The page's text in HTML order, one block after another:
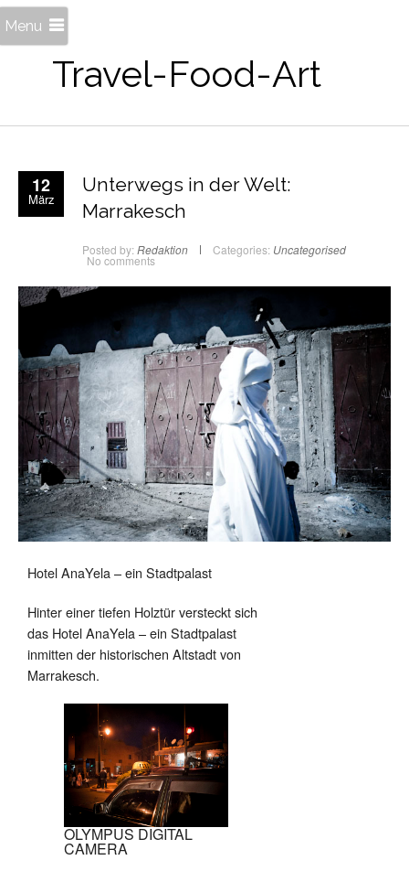
Travel-Food-Art
Menu
12
März
Unterwegs in der Welt:
Marrakesch
Posted by: Redaktion Categories: Uncategorised
No comments
Hotel AnaYela – ein Stadtpalast
Hinter einer tiefen Holztür versteckt sich
das Hotel AnaYela – ein Stadtpalast
inmitten der historischen Altstadt von
Marrakesch.
OLYMPUS DIGITAL
CAMERA